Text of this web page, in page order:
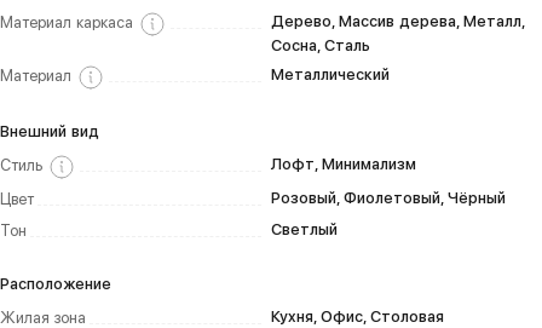
Материал каркаса
Дерево, Массив дерева, Металл,
Сосна, Сталь
Материал
Металлический
Внешний вид
Стиль
Лофт, Минимализм
Цвет
Розовый, Фиолетовый, Чёрный
Тон
Светлый
Расположение
Жилая зона
Кухня, Офис, Столовая